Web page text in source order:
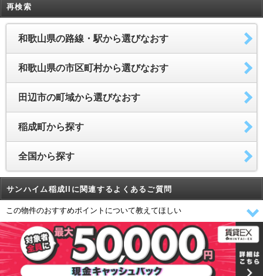
再検索
和歌山県の路線・駅から選びなおす
和歌山県の市区町村から選びなおす
田辺市の町域から選びなおす
稲成町から探す
全国から探す
サンハイム稲成IIに関連するよくあるご質問
この物件のおすすめポイントについて教えてほしい